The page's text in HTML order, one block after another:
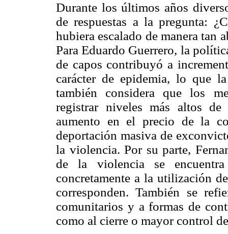
Durante los últimos años
de respuestas a la pregunta:
hubiera escalado de manera tan
Para Eduardo Guerrero, la
de capos contribuyó a
carácter de epidemia, lo que
también considera que los
registrar niveles más altos
aumento en el precio de la
deportación masiva de
la violencia. Por su parte,
de la violencia se
concretamente a la utilización
corresponden. También se
comunitarios y a formas de
como al cierre o mayor control